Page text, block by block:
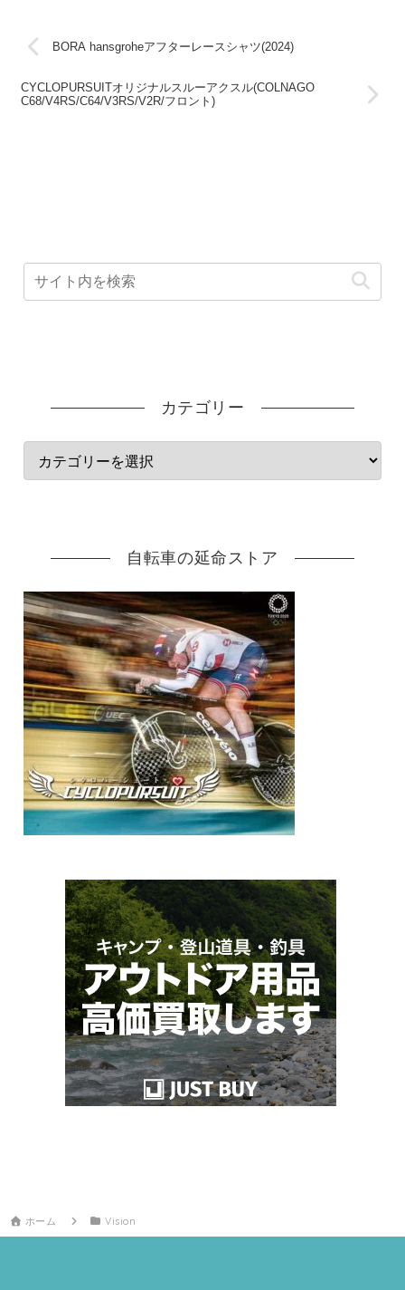
BORA hansgroheアフターレースシャツ(2024)
CYCLOPURSUITオリジナルスルーアクスル(COLNAGO
C68/V4RS/C64/V3RS/V2R/フロント)
カテゴリー
自転車の延命ストア
ホーム Vision